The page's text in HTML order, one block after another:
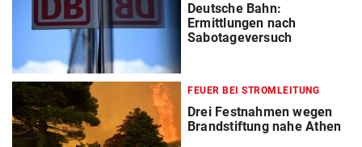
Deutsche Bahn:
Ermittlungen nach
Sabotageversuch
FEUER BEI STROMLEITUNG
Drei Festnahmen wegen
Brandstiftung nahe Athen